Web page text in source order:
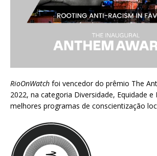
RioOnWatch foi vencedor do prêmio The
2022, na categoria Diversidade, Equidade
melhores programas de conscientização